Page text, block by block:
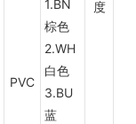
度
PVC
1.BN
棕色
2.WH
白色
3.BU
蓝